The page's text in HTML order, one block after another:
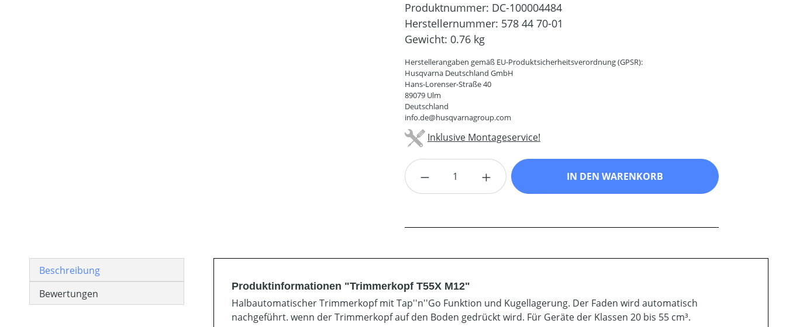
Produktnummer: DC-100004484
Herstellernummer: 578 44 70-01
Gewicht: 0.76 kg
Herstellerangaben gemäß EU-Produktsicherheitsverordnung (GPSR):
Husqvarna Deutschland GmbH
Hans-Lorenser-Straße 40
89079 Ulm
Deutschland
info.de@husqvarnagroup.com
Inklusive Montageservice!
Produkt Anzahl: Gib den gewünschten Wert ein oder
IN DEN WARENKORB
Beschreibung
Bewertungen
Produktinformationen "Trimmerkopf T55X M12"
Halbautomatischer Trimmerkopf mit Tap''n''Go Funktion und Kugellagerung. Der Faden wird automatisch
nachgeführt. wenn der Trimmerkopf auf den Boden gedrückt wird. Für Geräte der Klassen 20 bis 55 cm³.